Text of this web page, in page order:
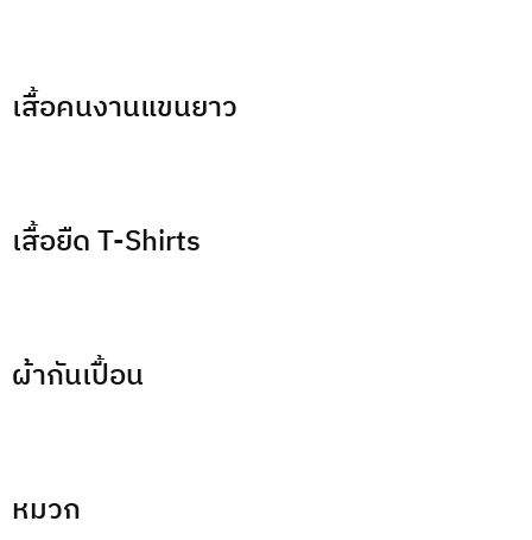
เสื้อคนงานแขนยาว
เสื้อยืด T-Shirts
ผ้ากันเปื้อน
หมวก